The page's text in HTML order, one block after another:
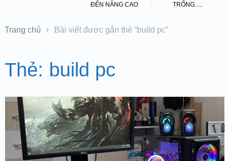
ĐẾN NÂNG CAO
TRỐNG.....
Trang chủ Bài viết được gắn thẻ “build pc”
Thẻ: build pc